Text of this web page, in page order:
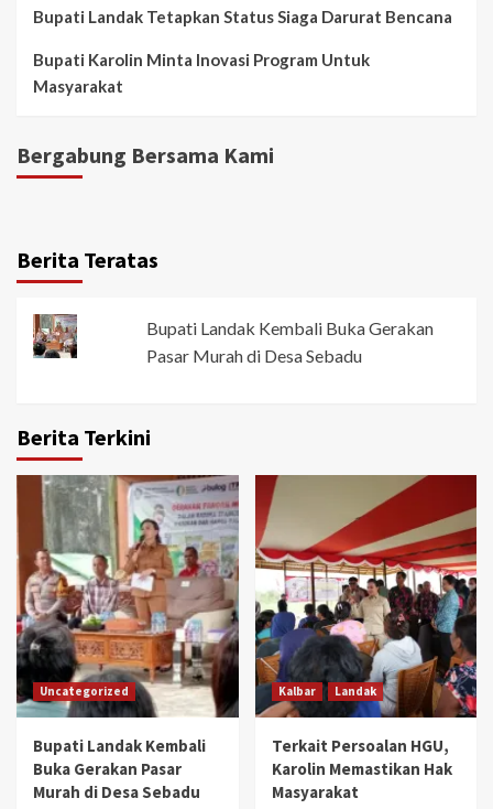
Bupati Landak Tetapkan Status Siaga Darurat Bencana
Bupati Karolin Minta Inovasi Program Untuk
Masyarakat
Bergabung Bersama Kami
Berita Teratas
Bupati Landak Kembali Buka Gerakan
Pasar Murah di Desa Sebadu
Berita Terkini
Uncategorized
Bupati Landak Kembali
Buka Gerakan Pasar
Murah di Desa Sebadu
Kalbar Landak
Terkait Persoalan HGU,
Karolin Memastikan Hak
Masyarakat